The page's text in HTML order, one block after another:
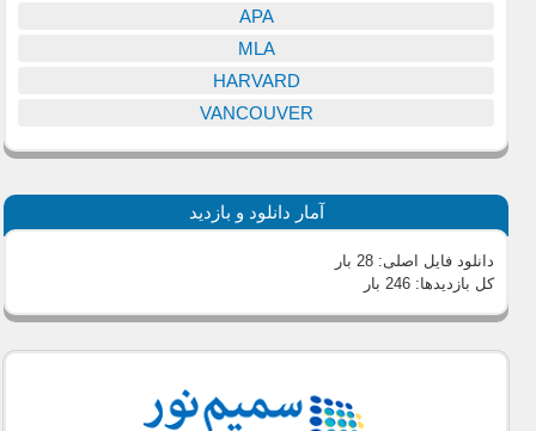
APA
MLA
HARVARD
VANCOUVER
آمار دانلود و بازدید
دانلود فایل اصلی:28 بار
کل بازدیدها:246 بار